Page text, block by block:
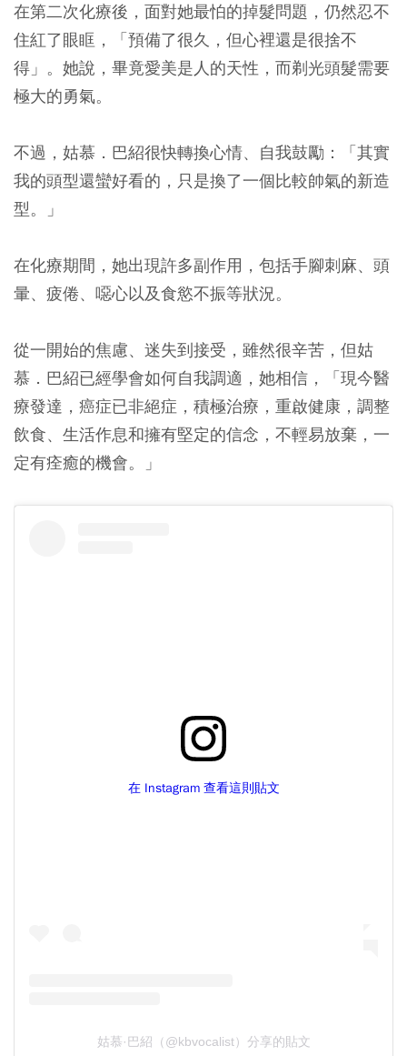
在第二次化療後，面對她最怕的掉髮問題，仍然忍不
住紅了眼眶，「預備了很久，但心裡還是很捨不
得」。她說，畢竟愛美是人的天性，而剃光頭髮需要
極大的勇氣。
不過，姑慕．巴紹很快轉換心情、自我鼓勵：「其實
我的頭型還蠻好看的，只是換了一個比較帥氣的新造
型。」
在化療期間，她出現許多副作用，包括手腳刺麻、頭
暈、疲倦、噁心以及食慾不振等狀況。
從一開始的焦慮、迷失到接受，雖然很辛苦，但姑
慕．巴紹已經學會如何自我調適，她相信，「現今醫
療發達，癌症已非絕症，積極治療，重啟健康，調整
飲食、生活作息和擁有堅定的信念，不輕易放棄，一
定有痊癒的機會。」
在 Instagram 查看這則貼文
姑慕·巴紹（@kbvocalist）分享的貼文